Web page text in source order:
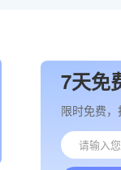
7天免
限时免费